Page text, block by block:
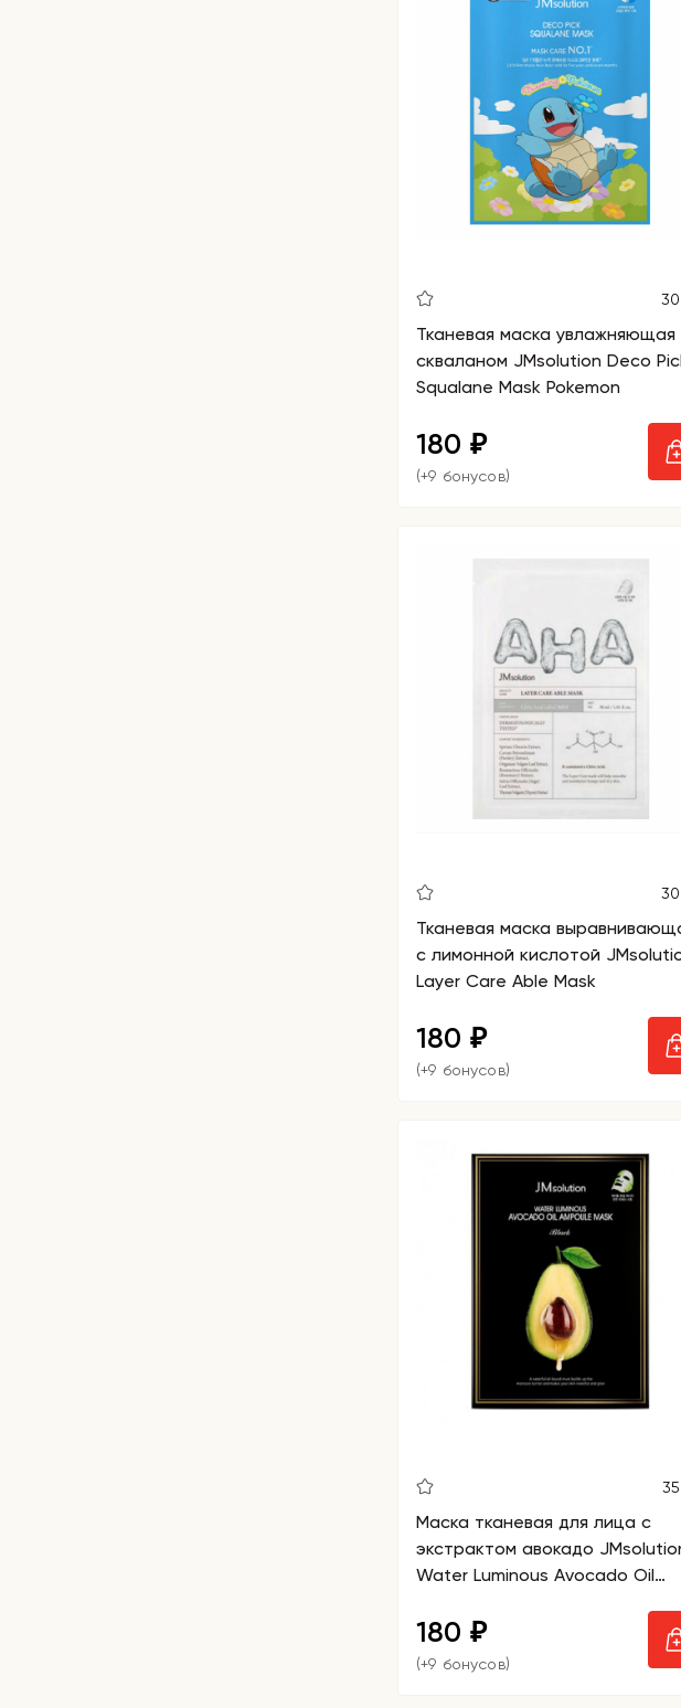
Тканевая маска увлажняющая
скваланом JMsolution Deco
Squalane Mask Pokemon
180 ₽
(+9 бонусов)
Тканевая маска
с лимонной кислотой
Layer Care Able Mask
180 ₽
(+9 бонусов)
Маска тканевая для лица с
экстрактом авокадо
Water Luminous Avocado Oil
180 ₽
(+9 бонусов)